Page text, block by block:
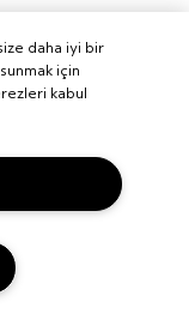
daha iyi bir
için
kabul